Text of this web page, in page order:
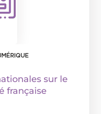
sur le
française